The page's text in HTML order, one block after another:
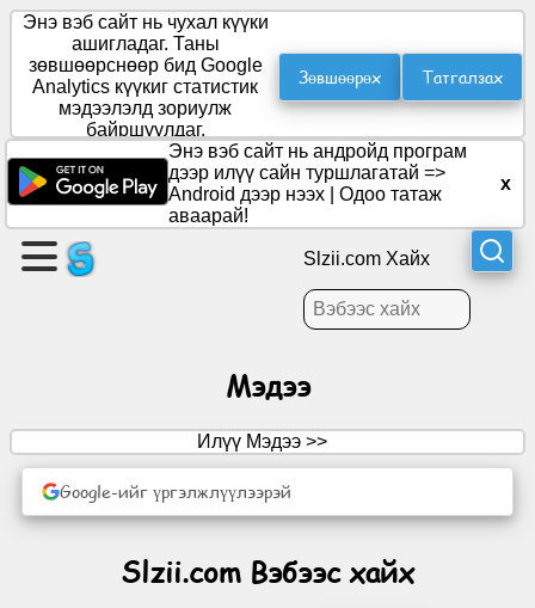
Хуудас
Бүлэг
үүсгэх
үйлчилгээ
Энэ вэб сайт нь чухал күүки
ашигладаг. Таны
зөвшөөрснөөр бид Google
Analytics күүкиг статистик
мэдээлэлд зориулж
байршуулдаг.
Зөвшөөрөх Татгалзах
Энэ вэб сайт нь андройд програм
дээр илүү сайн туршлагатай =>
Android дээр нээх
Одоо татаж
аваарай!
x
Slzii.com Хайх
Мэдээ
Илүү Мэдээ >>
Google-ийг үргэлжлүүлээрэй
Slzii.com Вэбээс хайх